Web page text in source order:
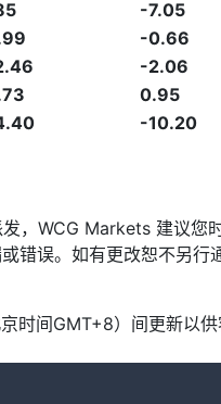
-7.05
-0.66
-2.06
0.95
-10.20
，WCG Markets 建议您
误。如有更改恕不另行
时间GMT+8）间更新以